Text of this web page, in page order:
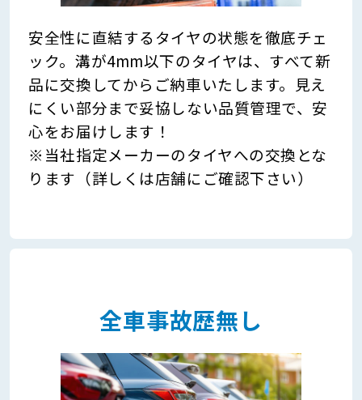
安全性に直結するタイヤの状態を徹底チェ
ック。溝が4mm以下のタイヤは、すべて新
品に交換してからご納車いたします。見え
にくい部分まで妥協しない品質管理で、安
心をお届けします！
※当社指定メーカーのタイヤへの交換とな
ります（詳しくは店舗にご確認下さい）
全車事故歴無し